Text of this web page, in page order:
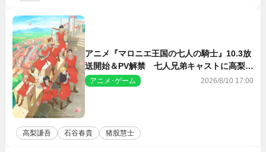
アニメ『マロニエ王国の七人の騎士』10.3放
送開始＆PV解禁 七人兄弟キャストに高梨謙
吾、川島零士ら
アニメ･ゲーム 2026/8/10 17:00
高梨謙吾 石谷春貴 猪股慧士